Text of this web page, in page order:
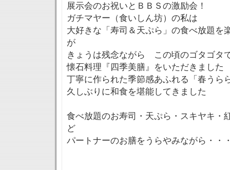
展示会のお祝いとＢＢＳの激励会！
ガチマヤー（食いしん坊）の私は
大好きな「寿司＆天ぷら」の食べ放題を
が
きょうは残念ながら この頃のゴタゴタ
懐石料理『四季美膳』をいただきました
丁寧に作られた季節感あふれる「春うら
久しぶりに和食を堪能してきました
食べ放題のお寿司・天ぷら・スキヤキ・
ど
パートナーのお膳をうらやみながら・・